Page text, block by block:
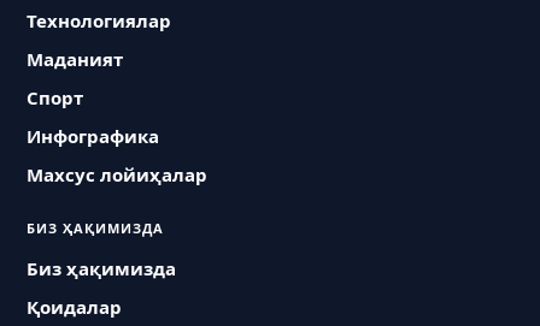
Технологиялар
Маданият
Спорт
Инфографика
Махсус лойиҳалар
БИЗ ҲАҚИМИЗДА
Биз ҳақимизда
Қоидалар